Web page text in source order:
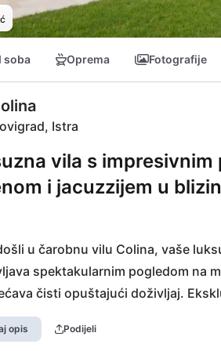
soba Oprema Fotografije
Istra
vila s
i jacuzzijem u
u čarobnu vilu Colina, vaše
spektakularnim pogledom na
čisti opuštajući doživljaj.
i ispunjava sve želje.
opis Podijeli